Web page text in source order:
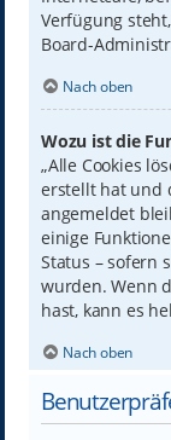
Verfügung
Board-
Nach oben
Wozu ist die
„Alle Cookies
erstellt hat und
angemeldet
einige
Status – sofern
wurden. Wenn
hast, kann es
Nach oben